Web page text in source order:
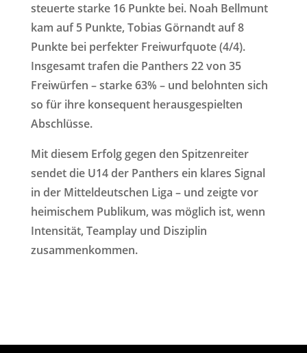
steuerte starke 16 Punkte bei. Noah Bellmunt
kam auf 5 Punkte, Tobias Görnandt auf 8
Punkte bei perfekter Freiwurfquote (4/4).
Insgesamt trafen die Panthers 22 von 35
Freiwürfen – starke 63% – und belohnten sich
so für ihre konsequent herausgespielten
Abschlüsse.
Mit diesem Erfolg gegen den Spitzenreiter
sendet die U14 der Panthers ein klares Signal
in der Mitteldeutschen Liga – und zeigte vor
heimischem Publikum, was möglich ist, wenn
Intensität, Teamplay und Disziplin
zusammenkommen.